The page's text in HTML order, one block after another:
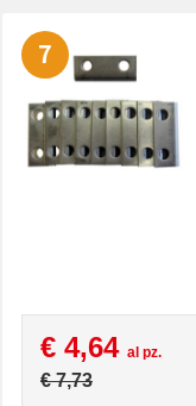
7
€ 4,64 al pz.
€ 7,73